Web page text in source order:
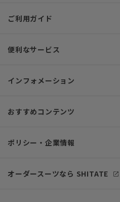
ご利用ガイド
便利なサービス
インフォメーション
おすすめコンテンツ
ポリシー・企業情報
オーダースーツなら SHITATE